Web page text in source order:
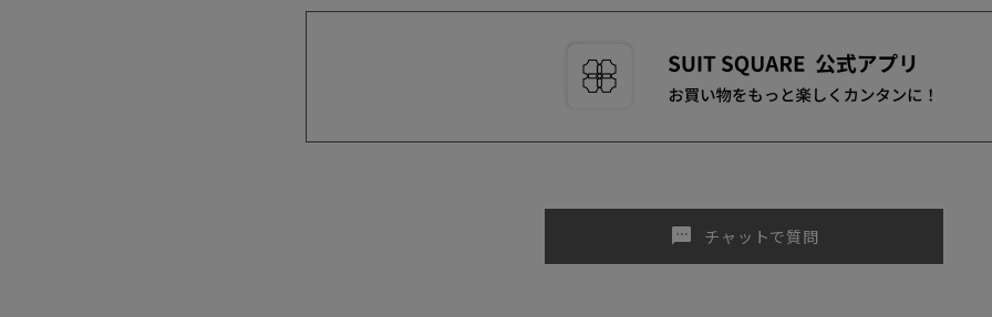
sms チャットで質問